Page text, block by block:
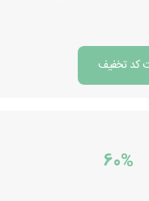
کد تخفیف
60%